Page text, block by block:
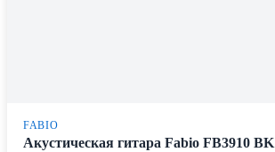
FABIO
Акустическая гитара Fabio FB3910 BK